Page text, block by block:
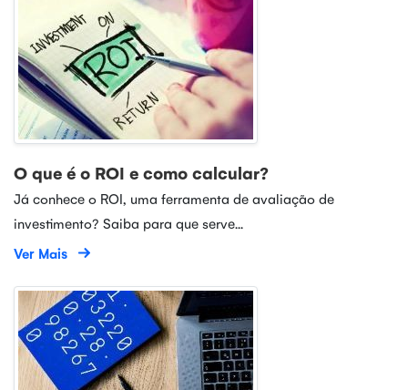
O que é o ROI e como calcular?
Já conhece o ROI, uma ferramenta de avaliação de
investimento? Saiba para que serve...
Ver Mais